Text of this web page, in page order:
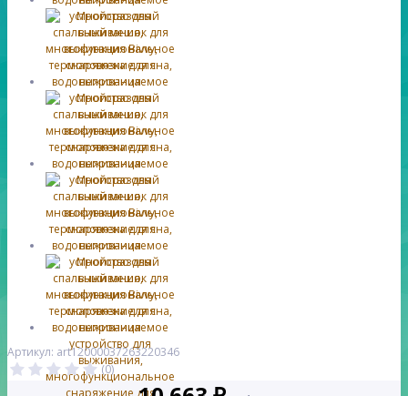
Артикул: art12000037263220346
(0)